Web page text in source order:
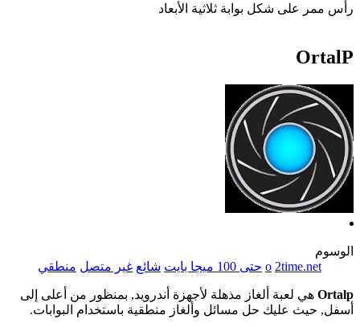
رأس ممر على شكل بوابة ثلاثية الأبعاد
OrtalP
الوسوم
2time.net
o حتى 100 ميجا بايت شائع غير متصل منطقي
Ortalp هي لعبة ألغاز مذهلة لأجهزة أندرويد, بمنظور من أعلى إلى
أسفل, حيث عليك حل مسائل وألغاز منطقية باستخدام البوابات.